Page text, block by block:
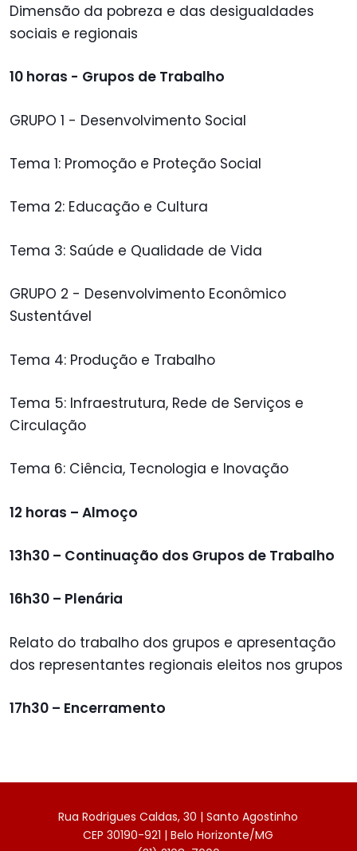
Dimensão da pobreza e das desigualdades
sociais e regionais
10 horas - Grupos de Trabalho
GRUPO 1 - Desenvolvimento Social
Tema 1: Promoção e Proteção Social
Tema 2: Educação e Cultura
Tema 3: Saúde e Qualidade de Vida
GRUPO 2 - Desenvolvimento Econômico
Sustentável
Tema 4: Produção e Trabalho
Tema 5: Infraestrutura, Rede de Serviços e
Circulação
Tema 6: Ciência, Tecnologia e Inovação
12 horas – Almoço
13h30 – Continuação dos Grupos de Trabalho
16h30 – Plenária
Relato do trabalho dos grupos e apresentação
dos representantes regionais eleitos nos grupos
17h30 – Encerramento
Rua Rodrigues Caldas, 30 | Santo Agostinho
CEP 30190-921 | Belo Horizonte/MG